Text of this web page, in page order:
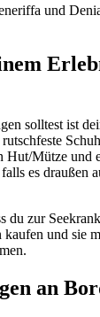
und
solltest ist
Hut/Mütze und
es draußen
du zur
und sie
an